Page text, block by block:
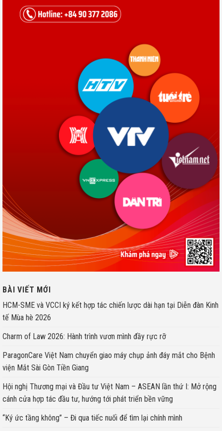
BÀI VIẾT MỚI
HCM-SME và VCCI ký kết hợp tác chiến lược dài hạn tại Diễn đàn Kinh
tế Mùa hè 2026
Charm of Law 2026: Hành trình vươn mình đầy rực rỡ
ParagonCare Việt Nam chuyển giao máy chụp ảnh đáy mắt cho Bệnh
viện Mắt Sài Gòn Tiền Giang
Hội nghị Thương mại và Đầu tư Việt Nam – ASEAN lần thứ I: Mở rộng
cánh cửa hợp tác đầu tư, hướng tới phát triển bền vững
“Ký ức tầng không” – Đi qua tiếc nuối để tìm lại chính mình